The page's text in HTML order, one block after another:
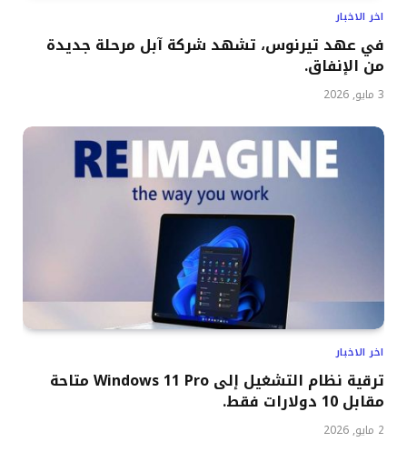
اخر الاخبار
في عهد تيرنوس، تشهد شركة آبل مرحلة جديدة
من الإنفاق.
3 مايو, 2026
اخر الاخبار
ترقية نظام التشغيل إلى Windows 11 Pro متاحة
مقابل 10 دولارات فقط.
2 مايو, 2026